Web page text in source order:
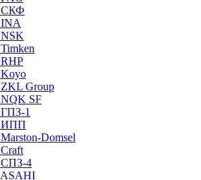
СКФ
INA
NSK
Timken
RHP
Koyo
ZKL Group
NQK SF
ГПЗ-1
ИПП
Marston-Domsel
Craft
СПЗ-4
ASAHI